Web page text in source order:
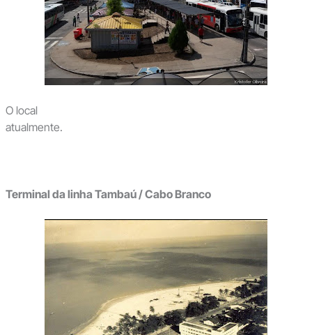
O local
atualmente.
Terminal da linha Tambaú / Cabo Branco